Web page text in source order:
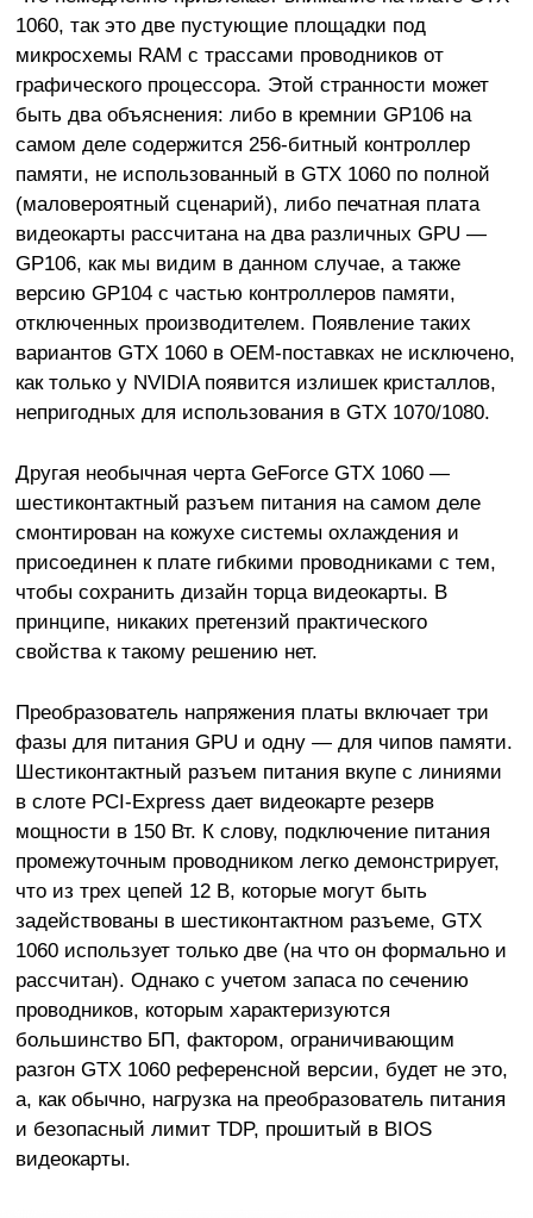
1060, так это две пустующие площадки под
микросхемы RAM с трассами проводников от
графического процессора. Этой странности может
быть два объяснения: либо в кремнии GP106 на
самом деле содержится 256-битный контроллер
памяти, не использованный в GTX 1060 по полной
(маловероятный сценарий), либо печатная плата
видеокарты рассчитана на два различных GPU —
GP106, как мы видим в данном случае, а также
версию GP104 с частью контроллеров памяти,
отключенных производителем. Появление таких
вариантов GTX 1060 в OEM-поставках не исключено,
как только у NVIDIA появится излишек кристаллов,
непригодных для использования в GTX 1070/1080.
Другая необычная черта GeForce GTX 1060 —
шестиконтактный разъем питания на самом деле
смонтирован на кожухе системы охлаждения и
присоединен к плате гибкими проводниками с тем,
чтобы сохранить дизайн торца видеокарты. В
принципе, никаких претензий практического
свойства к такому решению нет.
Преобразователь напряжения платы включает три
фазы для питания GPU и одну — для чипов памяти.
Шестиконтактный разъем питания вкупе с линиями
в слоте PCI-Express дает видеокарте резерв
мощности в 150 Вт. К слову, подключение питания
промежуточным проводником легко демонстрирует,
что из трех цепей 12 В, которые могут быть
задействованы в шестиконтактном разъеме, GTX
1060 использует только две (на что он формально и
рассчитан). Однако с учетом запаса по сечению
проводников, которым характеризуются
большинство БП, фактором, ограничивающим
разгон GTX 1060 референсной версии, будет не это,
а, как обычно, нагрузка на преобразователь питания
и безопасный лимит TDP, прошитый в BIOS
видеокарты.